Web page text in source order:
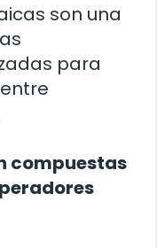
son una
para
compuestas